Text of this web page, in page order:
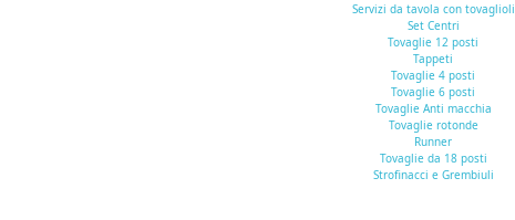
Servizi da tavola con tovaglioli
Set Centri
Tovaglie 12 posti
Tappeti
Tovaglie 4 posti
Tovaglie 6 posti
Tovaglie Anti macchia
Tovaglie rotonde
Runner
Tovaglie da 18 posti
Strofinacci e Grembiuli